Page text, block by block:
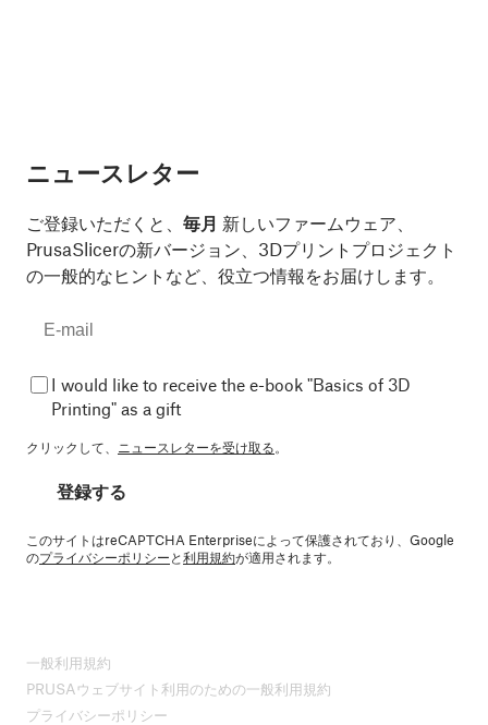
ニュースレター
ご登録いただくと、 毎月 新しいファームウェア、
PrusaSlicerの新バージョン、3Dプリントプロジェクト
の一般的なヒントなど、役立つ情報をお届けします。
I would like to receive the e-book "Basics of 3D
Printing" as a gift
クリックして、 ニュースレターを受け取る。
登録する
このサイトはreCAPTCHA Enterpriseによって保護されており、Google
のプライバシーポリシーと利用規約が適用されます。
一般利用規約
PRUSAウェブサイト利用のための一般利用規約
プライバシーポリシー